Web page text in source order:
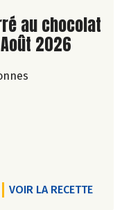
au chocolat
2026
VOIR LA RECETTE